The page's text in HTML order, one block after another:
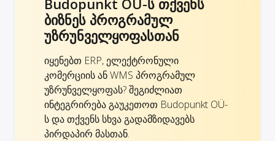
ბიზნეს პროგრამულ
უზრუნველყოფასთან
იყენებთ ERP, ელექტრონული
კომერციის ან WMS პროგრამულ
უზრუნველყოფას? შეგიძლიათ
ინტეგრირება გაუკეთოთ Budopunkt OÜ-
ს და თქვენს სხვა გადამზიდავებს
პირდაპირ მასთან.